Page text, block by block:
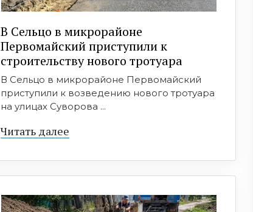
В Сельцо в микрорайоне
Первомайский приступили к
строительству нового тротуара
В Сельцо в микрорайоне Первомайский
приступили к возведению нового тротуара
на улицах Суворова ...
Читать далее